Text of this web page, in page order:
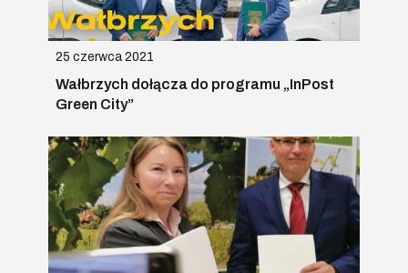
25 czerwca 2021
Wałbrzych dołącza do programu „InPost
Green City”